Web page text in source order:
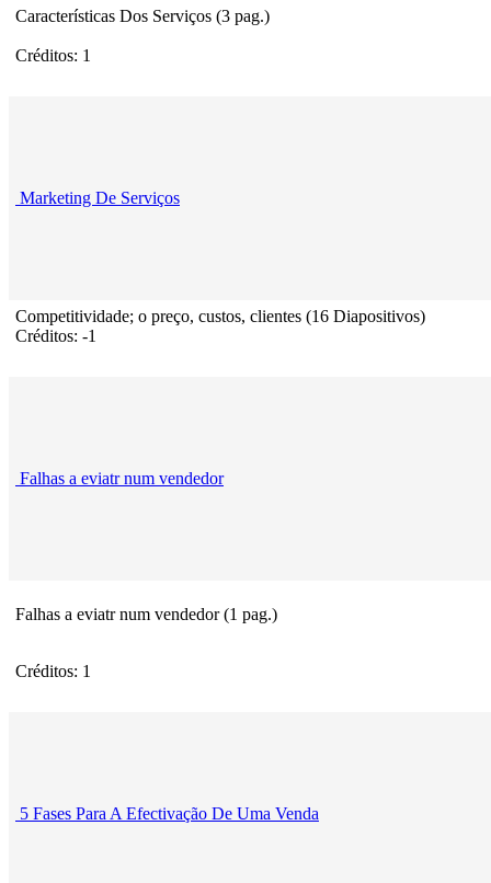
Características Dos Serviços (3 pag.)
Créditos: 1
Marketing De Serviços
Competitividade; o preço, custos, clientes (16 Diapositivos)
Créditos: -1
Falhas a eviatr num vendedor
Falhas a eviatr num vendedor (1 pag.)
Créditos: 1
5 Fases Para A Efectivação De Uma Venda